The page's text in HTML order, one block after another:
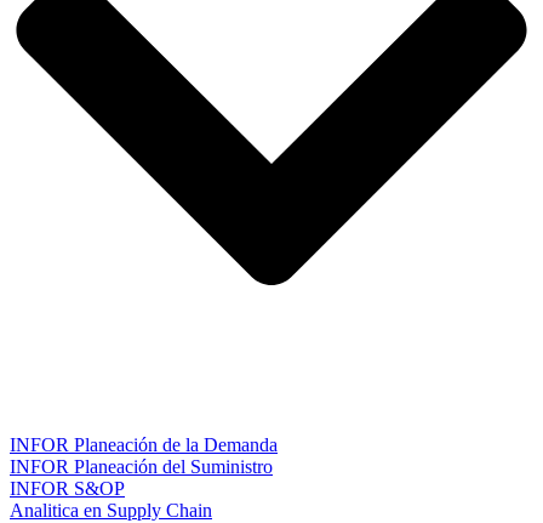
INFOR Planeación de la Demanda
INFOR Planeación del Suministro
INFOR S&OP
Analitica en Supply Chain